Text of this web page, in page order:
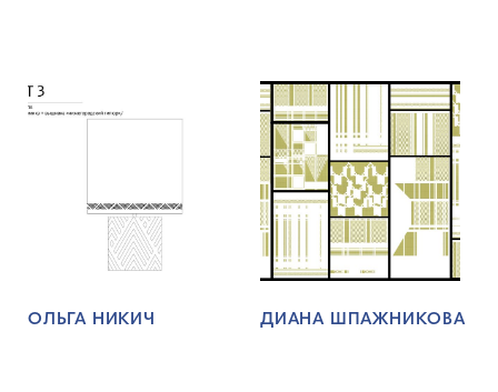
ОЛЬГА НИКИЧ ДИАНА ШПАЖНИКОВА